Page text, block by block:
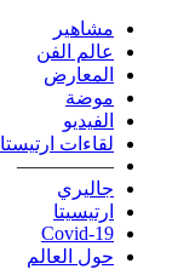
مشاهير
عالم الفن
المعارض
موضة
الفيديو
لقاءات ارتيستا
—————
جاليري
ارتيسيتا
Covid-19
حول العالم